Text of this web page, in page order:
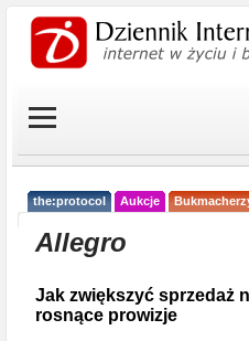
the:protocol Aukcje
Allegro
Jak zwiększyć sprzedaż
rosnące prowizje